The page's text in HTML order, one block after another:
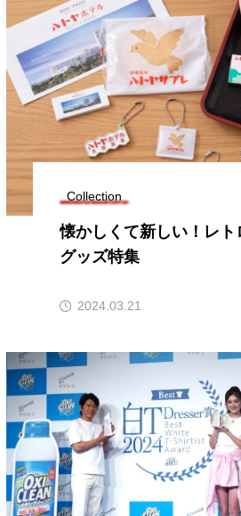
Collection
懐かしくて新しい！レト
グッズ特集
2024.03.21